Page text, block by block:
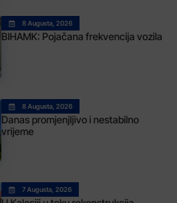
8 Augusta, 2026
BIHAMK: Pojačana frekvencija vozila
8 Augusta, 2026
Danas promjenjljivo i nestabilno
vrijeme
7 Augusta, 2026